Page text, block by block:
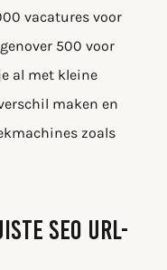
vacatures voor
500 voor
al met kleine
maken en
zoals
SEO URL-